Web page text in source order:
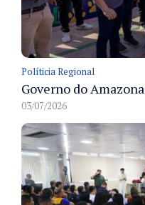
Políticia Regional
03/07/2026